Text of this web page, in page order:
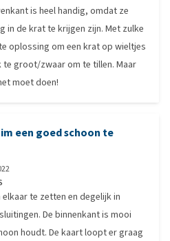
is heel handig, omdat ze
in de krat te krijgen zijn. Met zulke
oplossing om een krat op wieltjes
groot/zwaar om te tillen. Maar
moet doen!
een goed schoon te
te zetten en degelijk in
De binnenkant is mooi
houdt. De kaart loopt er graag